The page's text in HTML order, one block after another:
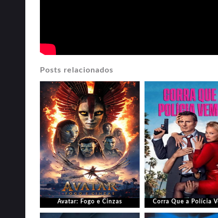
Posts relacionados
Avatar: Fogo e Cinzas Corra Que a Polícia